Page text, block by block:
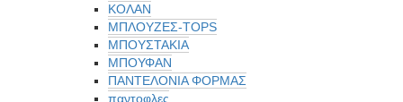
ΚΟΛΑΝ
ΜΠΛΟΥΖΕΣ-TOPS
ΜΠΟΥΣΤΑΚΙΑ
ΜΠΟΥΦΑΝ
ΠΑΝΤΕΛΟΝΙΑ ΦΟΡΜΑΣ
παντοφλες